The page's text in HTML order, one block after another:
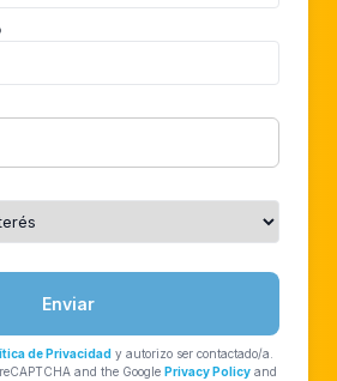
Enviar
de Privacidad y autorizo ser contactado/a.
and the Google Privacy Policy and